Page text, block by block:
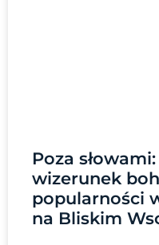
Poza
wizerunek
popularności
na Bliskim